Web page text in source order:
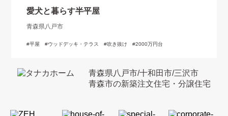
愛犬と暮らす半平屋
青森県八戸市
平屋 ウッドデッキ・テラス 吹き抜け 2000万円台
青森県八戸市/十和田市/三沢市
青森市の新築注文住宅・分譲住宅